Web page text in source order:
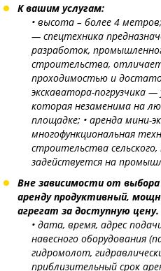
К вашим услугам:
• высота – более 4 метров;
— спецтехника
разработок,
строительства,
проходимостью и
экскаватора-погрузчика
которая незаменима на
площадке; • аренда мини-
многофункциональная
строительства
задействуется на
Вне зависимости от
аренду продуктивный,
агрегат за доступную цену.
• дата, время, адрес
навесного оборудования
гидромолот,
приблизительный срок